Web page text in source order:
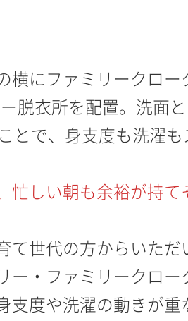
横にファミリークロー
脱衣所を配置。洗面
とで、身支度も洗濯
忙しい朝も余裕が持
て世代の方からいた
ー・ファミリークロー
支度や洗濯の動きが